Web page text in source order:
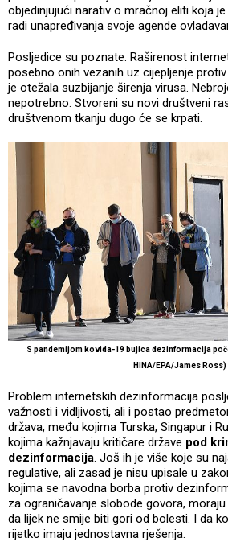
objedinjujući narativ o mračnoj eliti koja
radi unapređivanja svoje agende
Posljedice su poznate. Raširenost
posebno onih vezanih uz cijepljenje
je otežala suzbijanje širenja virusa.
nepotrebno. Stvoreni su novi društveni
društvenom tkanju dugo će se krpati.
S pandemijom kovida-19 bujica dezinformacija
HINA/EPA/James Ross)
Problem internetskih dezinformacija
važnosti i vidljivosti, ali i postao
država, među kojima Turska, Singapur i
kojima kažnjavaju kritičare države pod
dezinformacija. Još ih je više koje su
regulative, ali zasad je nisu upisale u
kojima se navodna borba protiv
za ograničavanje slobode govora,
da lijek ne smije biti gori od bolesti. I da
rijetko imaju jednostavna rješenja.